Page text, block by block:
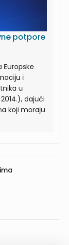
potpore
i
u
dajući
koji moraju